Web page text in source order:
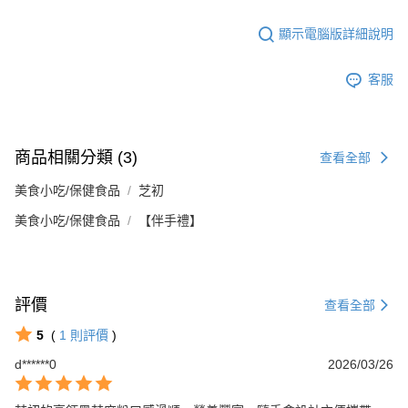
顯示電腦版詳細說明
客服
商品相關分類 (3) 查看全部
美食小吃/保健食品 芝初
美食小吃/保健食品 【伴手禮】
評價 查看全部
5 ( 1 則評價 )
d******0
2026/03/26